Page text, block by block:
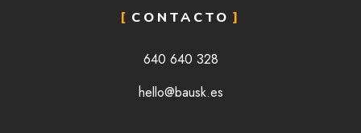
CONTACTO
640 640 328
hello@bausk.es